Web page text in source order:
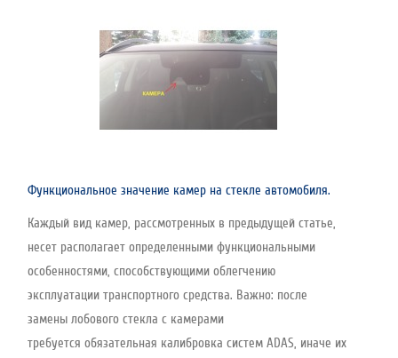
Функциональное значение камер на стекле автомобиля.
Каждый вид камер, рассмотренных в предыдущей статье,
несет располагает определенными функциональными
особенностями, способствующими облегчению
эксплуатации транспортного средства. Важно: после
замены лобового стекла с камерами
требуется обязательная калибровка систем ADAS, иначе их